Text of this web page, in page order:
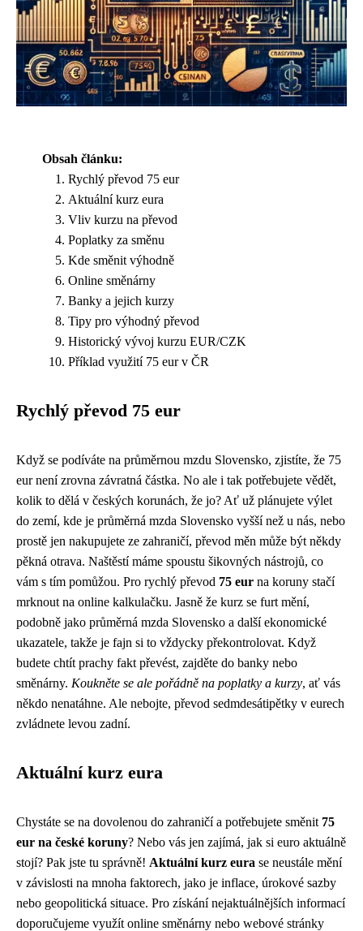
Obsah článku:
Rychlý převod 75 eur
Aktuální kurz eura
Vliv kurzu na převod
Poplatky za směnu
Kde směnit výhodně
Online směnárny
Banky a jejich kurzy
Tipy pro výhodný převod
Historický vývoj kurzu EUR/CZK
Příklad využití 75 eur v ČR
Rychlý převod 75 eur
Když se podíváte na průměrnou mzdu Slovensko, zjistíte, že 75
eur není zrovna závratná částka. No ale i tak potřebujete vědět,
kolik to dělá v českých korunách, že jo? Ať už plánujete výlet
do zemí, kde je průměrná mzda Slovensko vyšší než u nás, nebo
prostě jen nakupujete ze zahraničí, převod měn může být někdy
pěkná otrava. Naštěstí máme spoustu šikovných nástrojů, co
vám s tím pomůžou. Pro rychlý převod 75 eur na koruny stačí
mrknout na online kalkulačku. Jasně že kurz se furt mění,
podobně jako průměrná mzda Slovensko a další ekonomické
ukazatele, takže je fajn si to vždycky překontrolovat. Když
budete chtít prachy fakt převést, zajděte do banky nebo
směnárny. Koukněte se ale pořádně na poplatky a kurzy, ať vás
někdo nenatáhne. Ale nebojte, převod sedmdesátipětky v eurech
zvládnete levou zadní.
Aktuální kurz eura
Chystáte se na dovolenou do zahraničí a potřebujete směnit 75
eur na české koruny? Nebo vás jen zajímá, jak si euro aktuálně
stojí? Pak jste tu správně! Aktuální kurz eura se neustále mění
v závislosti na mnoha faktorech, jako je inflace, úrokové sazby
nebo geopolitická situace. Pro získání nejaktuálnějších informací
doporučujeme využít online směnárny nebo webové stránky